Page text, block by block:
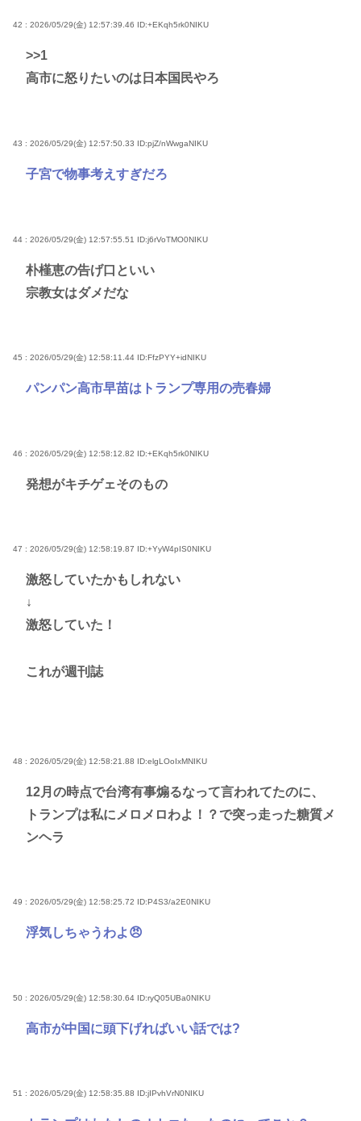
42 : 2026/05/29(金) 12:57:39.46 ID:+EKqh5rk0NIKU
>>1
高市に怒りたいのは日本国民やろ
43 : 2026/05/29(金) 12:57:50.33 ID:pjZ/nWwgaNIKU
子宮で物事考えすぎだろ
44 : 2026/05/29(金) 12:57:55.51 ID:j6rVoTMO0NIKU
朴槿恵の告げ口といい
宗教女はダメだな
45 : 2026/05/29(金) 12:58:11.44 ID:FfzPYY+idNIKU
パンパン高市早苗はトランプ専用の売春婦
46 : 2026/05/29(金) 12:58:12.82 ID:+EKqh5rk0NIKU
発想がキチゲェそのもの
47 : 2026/05/29(金) 12:58:19.87 ID:+YyW4pIS0NIKU
激怒していたかもしれない
↓
激怒していた！
これが週刊誌
48 : 2026/05/29(金) 12:58:21.88 ID:elgLOoIxMNIKU
12月の時点で台湾有事煽るなって言われてたのに、
トランプは私にメロメロわよ！？で突っ走った糖質メ
ンヘラ
49 : 2026/05/29(金) 12:58:25.72 ID:P4S3/a2E0NIKU
浮気しちゃうわよ😠
50 : 2026/05/29(金) 12:58:30.64 ID:ryQ05UBa0NIKU
高市が中国に頭下げればいい話では?
51 : 2026/05/29(金) 12:58:35.88 ID:jIPvhVrN0NIKU